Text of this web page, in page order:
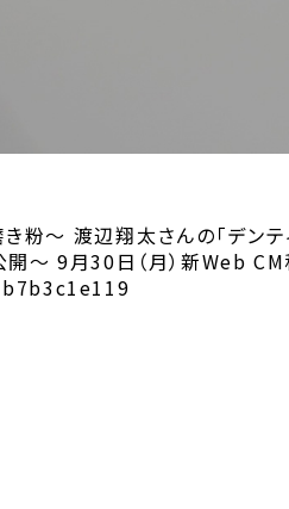
粉～ 渡辺翔太さんの「デン
～ 9月30日（月）新Web